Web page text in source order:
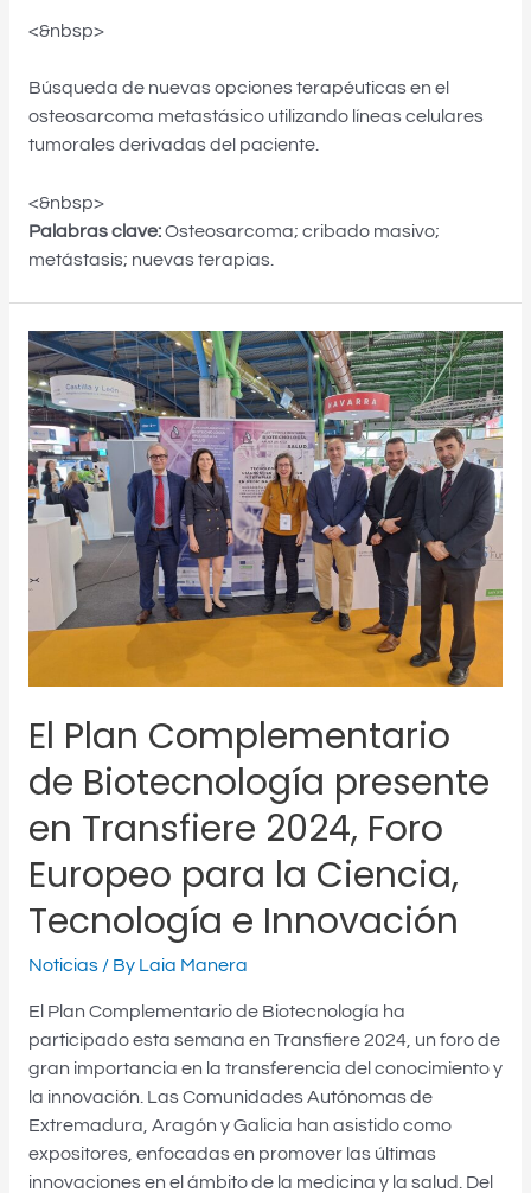
<&nbsp>
Búsqueda de nuevas opciones terapéuticas en el
osteosarcoma metastásico utilizando líneas celulares
tumorales derivadas del paciente.
<&nbsp>
Palabras clave:Osteosarcoma; cribado masivo;
metástasis; nuevas terapias.
El Plan Complementario
de Biotecnología presente
en Transfiere 2024, Foro
Europeo para la Ciencia,
Tecnología e Innovación
Noticias/ By Laia Manera
El Plan Complementario de Biotecnología ha
participado esta semana en Transfiere 2024, un foro de
gran importancia en la transferencia del conocimiento y
la innovación. Las Comunidades Autónomas de
Extremadura, Aragón y Galicia han asistido como
expositores, enfocadas en promover las últimas
innovaciones en el ámbito de la medicina y la salud. Del
El
Plan
Complementario
de
Biotecnología
presente
en
Transfiere
2024,
Europeo
la
Tecnología
e
Innovación